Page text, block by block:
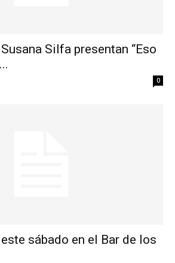
Silfa presentan “Eso
0
sábado en el Bar de los